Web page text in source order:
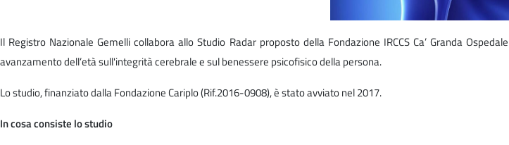
Il Registro Nazionale Gemelli collabora allo Studio Radar proposto della Fondazione IRCCS Ca’ Granda
avanzamento dell’età sull'integrità cerebrale e sul benessere psicofisico della persona.
Lo studio, finanziato dalla Fondazione Cariplo (Rif.2016-0908), è stato avviato nel 2017.
In cosa consiste lo studio